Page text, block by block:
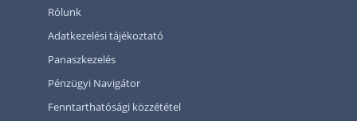
Rólunk
Adatkezelési tájékoztató
Panaszkezelés
Pénzügyi Navigátor
Fenntarthatósági közzététel